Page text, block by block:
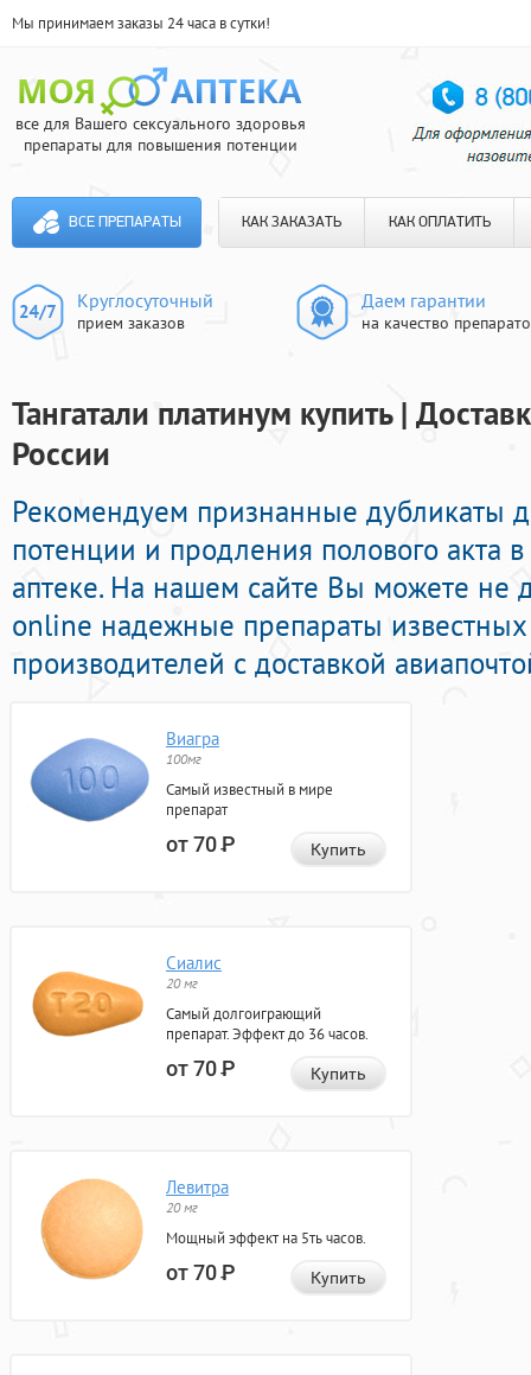
Мы принимаем заказы 24 часа в сутки!
все для Вашего сексуального здоровья
препараты для повышения потенции
ВСЕ ПРЕПАРАТЫ КАК ЗАКАЗАТЬ КАК ОПЛАТИТЬ
Круглосуточный
прием заказов
Даем гарантии
на качество
Тангатали платинум купить |
России
Рекомендуем признанные дубликаты
потенции и продления полового акта
аптеке. На нашем сайте Вы можете не
online надежные препараты
производителей с доставкой
Виагра
100мг
Самый известный в мире
препарат
от 70Р Купить
Сиалис
20 мг
Самый долгоиграющий
препарат. Эффект до 36 часов.
от 70Р Купить
Левитра
20 мг
Мощный эффект на 5ть часов.
от 70Р Купить